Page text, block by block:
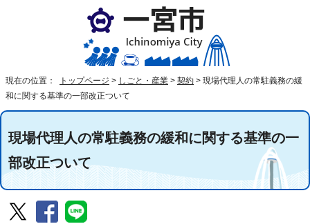
現在の位置： トップページ > しごと・産業 > 契約 > 現場代理人の常駐義務の緩
和に関する基準の一部改正ついて
現場代理人の常駐義務の緩和に関する基準の一
部改正ついて